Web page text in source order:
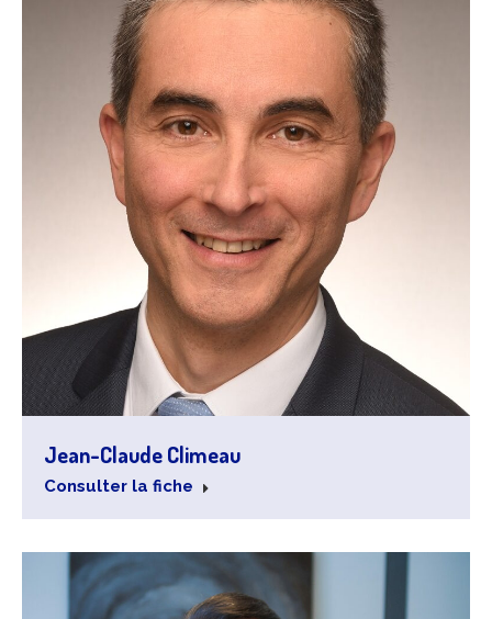
Jean-Claude Climeau
Consulter la fiche